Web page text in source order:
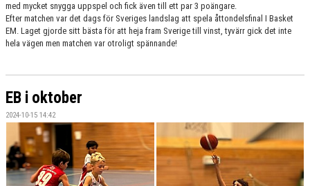
med mycket snygga uppspel och fick även till ett par 3 poängare.
Efter matchen var det dags för Sveriges landslag att spela åttondelsfinal I Basket
EM. Laget gjorde sitt bästa för att heja fram Sverige till vinst, tyvärr gick det inte
hela vägen men matchen var otroligt spännande!
EB i oktober
2024-10-15 14:42